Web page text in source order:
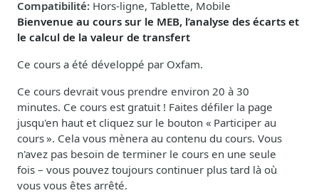
Compatibilité: Hors-ligne, Tablette, Mobile
Bienvenue au cours sur le MEB, l’analyse des écarts et
le calcul de la valeur de transfert
Ce cours a été développé par Oxfam.
Ce cours devrait vous prendre environ 20 à 30
minutes. Ce cours est gratuit ! Faites défiler la page
jusqu'en haut et cliquez sur le bouton « Participer au
cours». Cela vous mènera au contenu du cours. Vous
n'avez pas besoin de terminer le cours en une seule
fois – vous pouvez toujours continuer plus tard là où
vous vous êtes arrêté.